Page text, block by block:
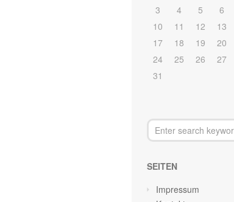
3
4 5 6
10
11 12 13
17
18 19 20
24
25 26 27
31
SEITEN
Impressum